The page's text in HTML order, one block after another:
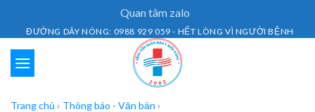
Quan tâm zalo
ĐƯỜNG DÂY NÓNG: 0988 929 059 - HẾT LÒNG VÌ NGƯỜI BỆNH
Trang chủ › Thông báo - Văn bản ›